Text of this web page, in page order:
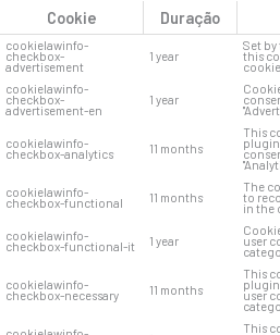
Cookie
Duração
cookielawinfo-
checkbox-
advertisement
1 year
Set
this
cookielawinfo-
checkbox-
advertisement-en
1 year
cookielawinfo-
checkbox-analytics 11 months
This
cookielawinfo-
checkbox-functional 11 months
The
to
in the
cookielawinfo-
checkbox-functional-it 1 year user
cookielawinfo-
checkbox-necessary 11 months
This
user
This